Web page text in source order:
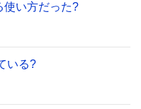
使い方だった?
いる?